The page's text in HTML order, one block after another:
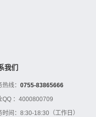
我们
线： 0755-83865666
： 4000800709
间： 8:30-18:30（工作日）